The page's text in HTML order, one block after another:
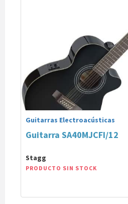
Guitarras Electroacústicas
Guitarra SA40MJCFI/12
Stagg
PRODUCTO SIN STOCK